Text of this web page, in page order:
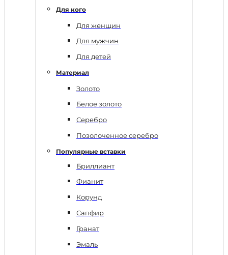
Для кого
Для женщин
Для мужчин
Для детей
Материал
Золото
Белое золото
Серебро
Позолоченное серебро
Популярные вставки
Бриллиант
Фианит
Корунд
Сапфир
Гранат
Эмаль